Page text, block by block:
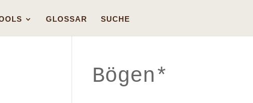
GLOSSAR SUCHE
Bögen*